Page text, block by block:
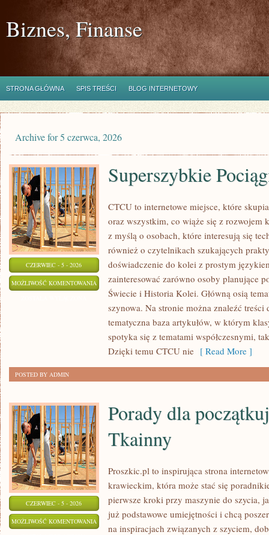
Biznes, Finanse
STRONA GŁÓWNA SPIS TREŚCI BLOG INTERNETOWY
Archive for 5 czerwca, 2026
CZERWIEC - 5 - 2026
MOŻLIWOŚĆ KOMENTOWANIA SUPERSZYBKIE
POCIĄGI
Superszybkie
CTCU to internetowe miejsce, które
oraz wszystkim, co wiąże się z rozwojem
z myślą o osobach, które interesują się
również o czytelnikach szukających
doświadczenie do kolei z prostym
zainteresować zarówno osoby planujące
Świecie i Historia Kolei. Główną osią
szynowa. Na stronie można znaleźć
tematyczna baza artykułów, w którym
spotyka się z tematami współczesnymi,
Dzięki temu CTCU nie [ Read More ]
POSTED BY ADMIN
CZERWIEC - 5 - 2026
MOŻLIWOŚĆ KOMENTOWANIA PORADY
Porady dla
Tkainny
Proszkic.pl to inspirująca strona
krawieckim, która może stać się
pierwsze kroki przy maszynie do szycia,
już podstawowe umiejętności i chcą
na inspiracjach związanych z szyciem,